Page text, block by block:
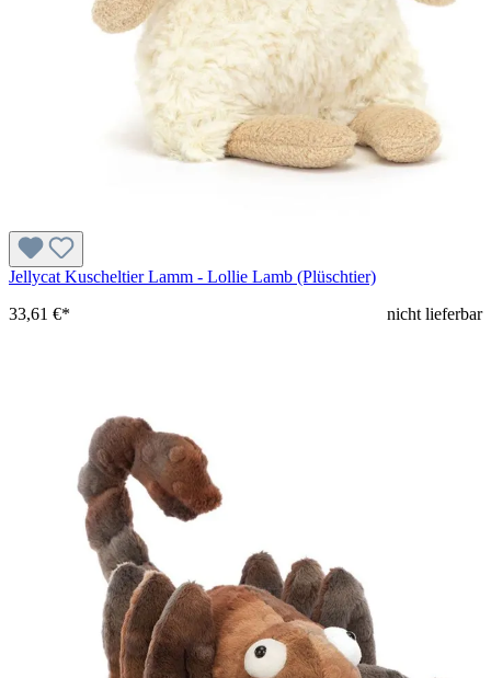
Jellycat Kuscheltier Lamm - Lollie Lamb (Plüschtier)
nicht lieferbar
33,61 €*